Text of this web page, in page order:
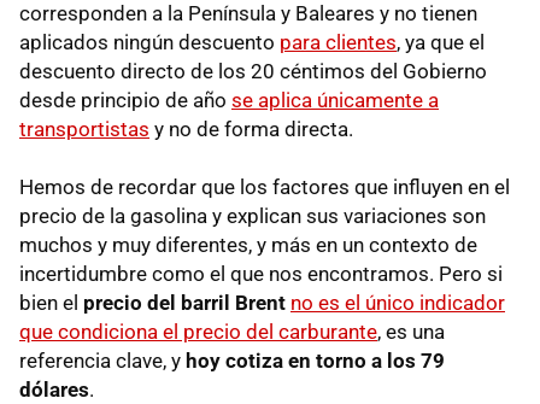
corresponden a la Península y Baleares y no tienen
aplicados ningún descuento para clientes, ya que el
descuento directo de los 20 céntimos del Gobierno
desde principio de año se aplica únicamente a
transportistas y no de forma directa.
Hemos de recordar que los factores que influyen en el
precio de la gasolina y explican sus variaciones son
muchos y muy diferentes, y más en un contexto de
incertidumbre como el que nos encontramos. Pero si
bien el precio del barril Brent no es el único indicador
que condiciona el precio del carburante, es una
referencia clave, y hoy cotiza en torno a los 79
dólares.